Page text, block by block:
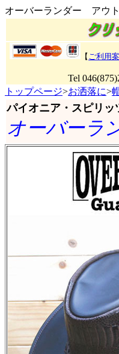
オーバーランダー アウ
【 ご利用
Tel
トップページ>お洒落に>
パイオニア・スピリッ
オーバーラ